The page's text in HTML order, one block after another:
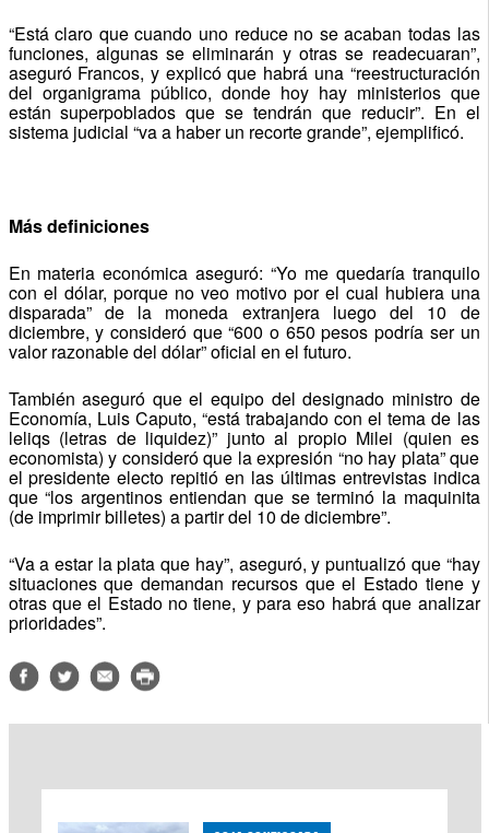
“Está claro que cuando uno reduce no se acaban todas las
funciones, algunas se eliminarán y otras se readecuaran”,
aseguró Francos, y explicó que habrá una “reestructuración
del organigrama público, donde hoy hay ministerios que
están superpoblados que se tendrán que reducir”. En el
sistema judicial “va a haber un recorte grande”, ejemplificó.
Más definiciones
En materia económica aseguró: “Yo me quedaría tranquilo
con el dólar, porque no veo motivo por el cual hubiera una
disparada” de la moneda extranjera luego del 10 de
diciembre, y consideró que “600 o 650 pesos podría ser un
valor razonable del dólar” oficial en el futuro.
También aseguró que el equipo del designado ministro de
Economía, Luis Caputo, “está trabajando con el tema de las
leliqs (letras de liquidez)” junto al propio Milei (quien es
economista) y consideró que la expresión “no hay plata” que
el presidente electo repitió en las últimas entrevistas indica
que “los argentinos entiendan que se terminó la maquinita
(de imprimir billetes) a partir del 10 de diciembre”.
“Va a estar la plata que hay”, aseguró, y puntualizó que “hay
situaciones que demandan recursos que el Estado tiene y
otras que el Estado no tiene, y para eso habrá que analizar
prioridades”.